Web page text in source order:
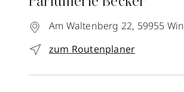
Am Waltenberg 22, 59955
zum Routenplaner